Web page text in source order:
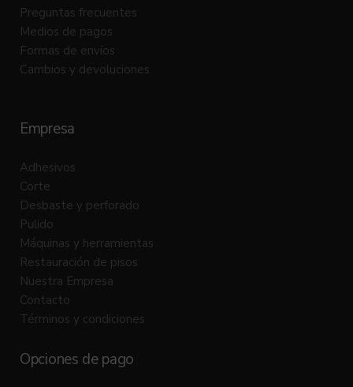
Preguntas frecuentes
Medios de pagos
Formas de envíos
Cambios y devoluciones
Empresa
Adhesivos
Corte
Desbaste y perforado
Pulido
Máquinas y herramientas
Restauración de pisos
Nuestra Empresa
Contacto
Términos y condiciones
Opciones de pago